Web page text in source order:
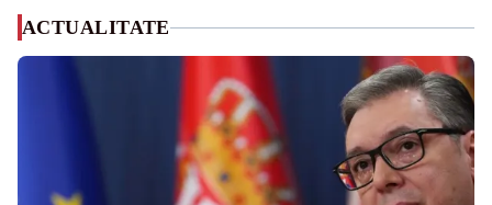
ACTUALITATE